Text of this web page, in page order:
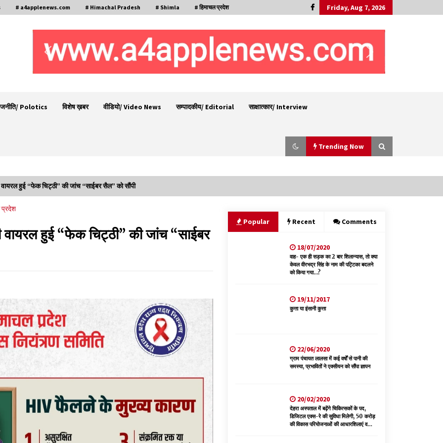
# a4applenews.com # Himachal Pradesh # Shimla # हिमाचल प्रदेश Friday, Aug 7, 2026
Polotics विशेष ख़बर वीडियो/ Video News सम्पादकीय/ Editorial साक्षात्कार/ Interview
Trending Now
06/08/2026
आपदा के दौरान मीडिया संचार एवं सूचना प्रबंधन पर शिमला
में एक दिवसीय ओरिएंटेशन कार्यशाला आयोजित
06/08/2026
नियमितीकरण, शिक्षा निदेशालय ने जारी किया स्पष्टीकरण
05/08/2026
करोड़के सोने के आभूषण बरामद, 7 आरोपी गिरफ्तार
05/08/2026
वन विभाग एवं रेड क्रॉस सोसायटी के संयुक्त तत्वावधान में
शूराला में वृक्षारोपण अभियान आयोजित
शिमला CM आवास ओकओवर घेराव में किया शक्ति प्रदर्शन
05/08/2026
हुई “फेक चिट्ठी” की जांच “साईबर सैल” को सौंपी
प्रदेश
वायरल हुई “फेक चिट्ठी” की जांच “साईबर
Popular Recent Comments
18/07/2020
वाह- एक ही सड़क का 2 बार शिलान्यास, तो क्या
केवल वीरभद्र सिंह के नाम की पट्टिका बदलने
को किया गया…?
19/11/2017
कुत्ता या इंसानी कुत्ता
22/06/2020
ग्राम पंचायत लालसा में कई वर्षों से पानी की
समस्या, प्रभावितों ने एक्सीयन को सौंपा ज्ञापन
20/02/2020
देहरा अस्पताल में बढ़ेंगे चिकित्सकों के पद,
डिजिटल एक्स-रे की सुविधा मिलेगी, 50 करोड़
की विकास परियोजनाओं की आधारशिलाएं व